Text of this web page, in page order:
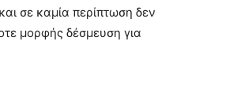
σε καμία περίπτωση δεν
μορφής δέσμευση για